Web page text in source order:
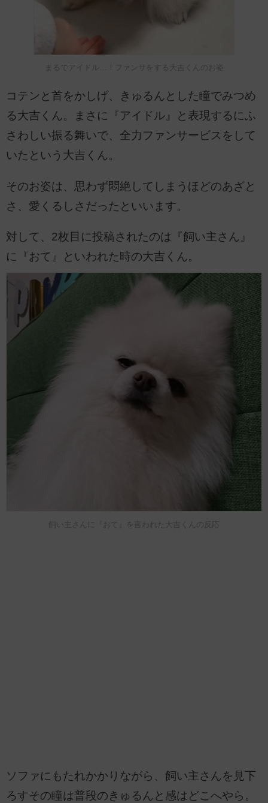
まるでアイドル…！ファンサをする大吉くんのお姿
コテンと首をかしげ、きゅるんとした瞳でみつめ
る大吉くん。まさに『アイドル』と表現するにふ
さわしい振る舞いで、全力ファンサービスをして
いたという大吉くん。
そのお姿は、思わず悶絶してしまうほどのあざと
さ、愛くるしさだったといいます。
対して、2枚目に投稿されたのは『飼い主さん』
に『おて』といわれた時の大吉くん。
飼い主さんに『おて』を言われた大吉くんの反応
ソファにもたれかかりながら、飼い主さんを見下
ろすその瞳は普段のきゅるんと感はどこへやら。